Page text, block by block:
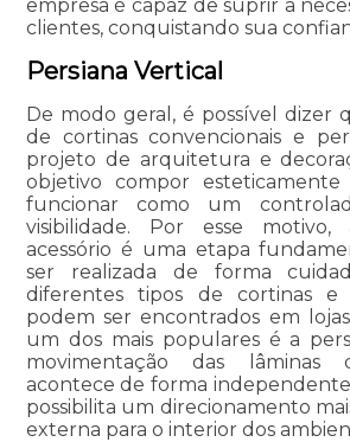
empresa é capaz de suprir a
clientes, conquistando sua
Persiana Vertical
De modo geral, é possível dizer
de cortinas convencionais e
projeto de arquitetura e
objetivo compor
funcionar como um
visibilidade. Por esse
acessório é uma etapa
ser realizada de forma
diferentes tipos de cortinas e
podem ser encontrados em lojas
um dos mais populares é a
movimentação das lâminas
acontece de forma independente
possibilita um direcionamento
externa para o interior dos